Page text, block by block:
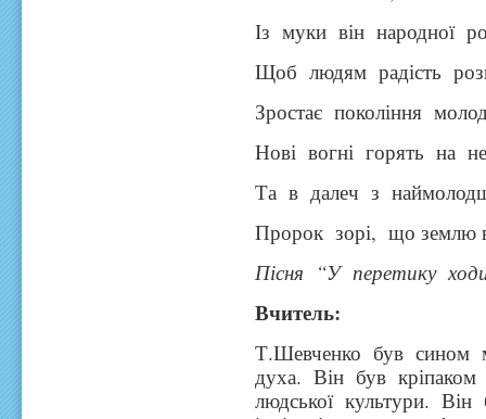
Із муки він народної
Щоб людям радість
Зростає покоління
Нові вогні горять на
Та в далеч з
Пророк зорі, що землю
Пісня “У перетику
Вчитель:
Т.Шевченко був сином
духа. Він був кріпаком
людської культури. Він